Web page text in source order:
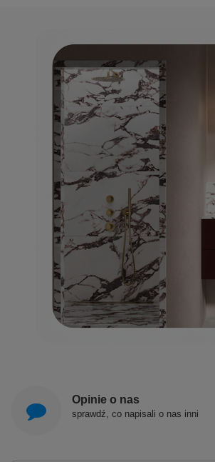
Opinie o nas
sprawdź, co napisali o nas inni